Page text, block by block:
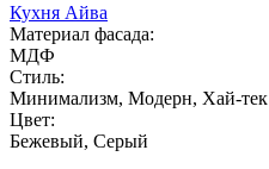
Кухня Айва
Материал фасада:
МДФ
Стиль:
Минимализм, Модерн, Хай-тек
Цвет:
Бежевый, Серый